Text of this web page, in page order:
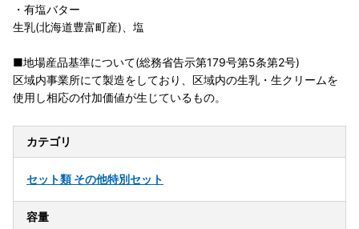
・有塩バター
生乳(北海道豊富町産)、塩
■地場産品基準について(総務省告示第179号第5条第2号)
区域内事業所にて製造をしており、区域内の生乳・生クリームを
使用し相応の付加価値が生じているもの。
カテゴリ
セット類 その他特別セット
容量